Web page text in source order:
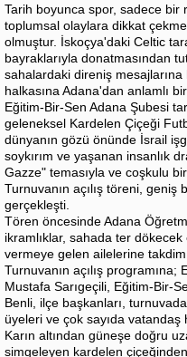
Tarih boyunca spor, sadece bir
toplumsal olaylara dikkat
olmuştur. İskoçya'daki Celtic
bayraklarıyla donatmasından
sahalardaki direniş
halkasına Adana'dan anlamlı
Eğitim-Bir-Sen Adana Şubesi
geleneksel Kardelen Çiçeği
dünyanın gözü önünde İsrail
soykırım ve yaşanan insanlık
Gazze" temasıyla ve coşkulu
Turnuvanın açılış töreni, geniş
gerçekleşti.
Tören öncesinde Adana
ikramlıklar, sahada ter
vermeye gelen ailelerine takdim
Turnuvanın açılış
Mustafa Sarıgeçili, Eğitim-Bir-
Benli, ilçe başkanları,
üyeleri ve çok sayıda vatandaş
Karın altından güneşe doğru
simgeleyen kardelen çiçeğinden